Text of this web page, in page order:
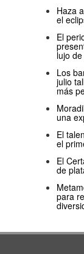
Haza
el
El
lujo
Los
julio
más
una
El
el
El
de
para